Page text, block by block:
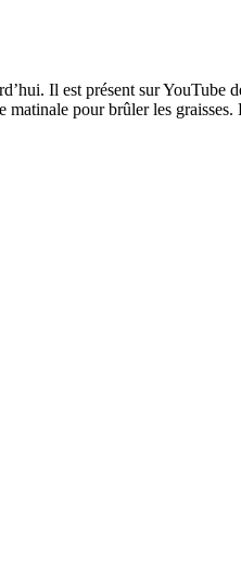
Il est présent sur YouTube
pour brûler les